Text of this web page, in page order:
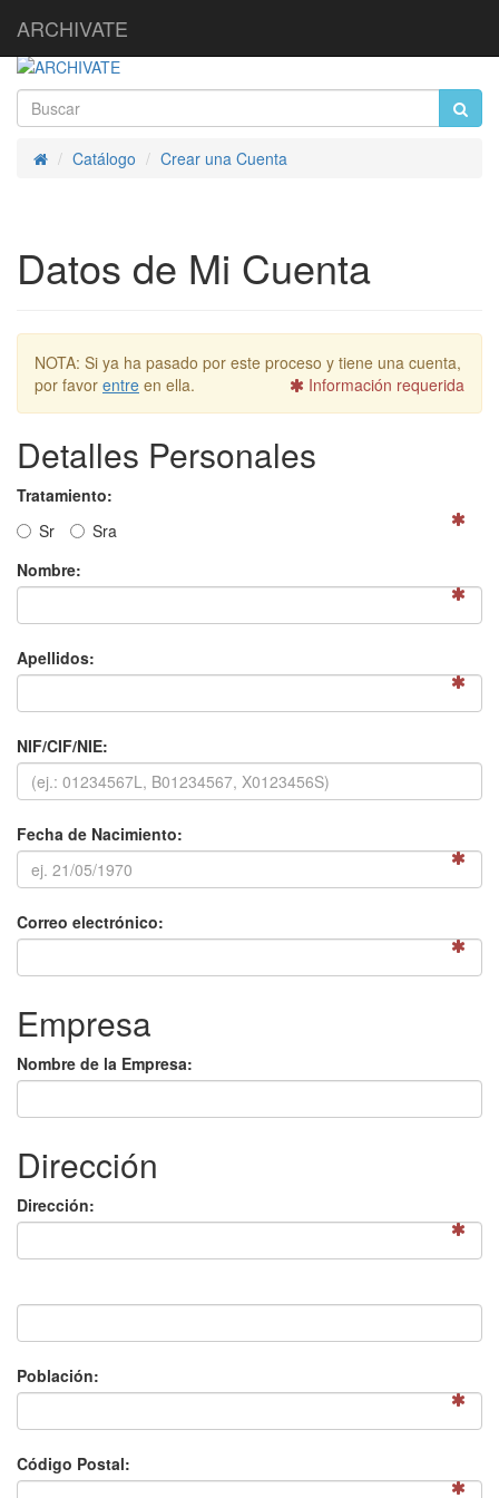
ARCHIVATE
InicioCatálogo Crear una Cuenta
Datos de Mi Cuenta
NOTA: Si ya ha pasado por este proceso y tiene una cuenta,
por favor entre en ella. Información requerida
Detalles Personales
Tratamiento:
Sr Sra
Nombre:
Apellidos:
NIF/CIF/NIE:
Fecha de Nacimiento:
Correo electrónico:
Empresa
Nombre de la Empresa:
Dirección
Dirección:
Población:
Código Postal: